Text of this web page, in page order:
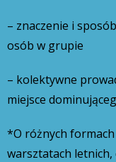
– znaczenie i
osób w grupie
– kolektywne
miejsce
*O różnych
warsztatach